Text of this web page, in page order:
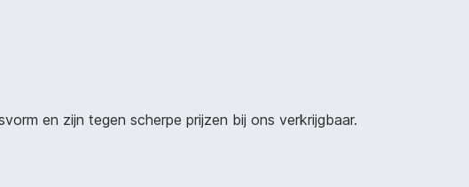
en zijn tegen scherpe prijzen bij ons verkrijgbaar.